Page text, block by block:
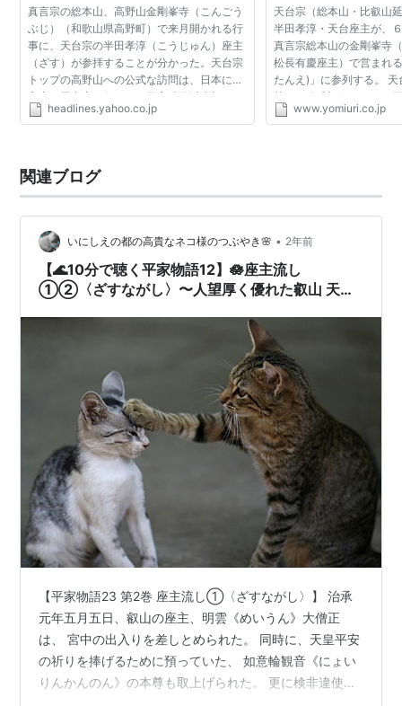
真言宗の総本山、高野山金剛峯寺（こんごう
ぶじ）（和歌山県高野町）で来月開かれる行
事に、天台宗の半田孝淳（こうじゅん）座主
（ざす）が参拝することが分かった。天台宗
トップの高野山への公式な訪問は、日本に真
言宗、天台宗が伝わった平安時代以来初め
て。１２００年間を通じて初めてとなる歴史
headlines.yahoo.co.jp
天台宗（総本山・比叡山
半田孝淳・天台座主が、
真言宗総本山の金剛峯寺
松長有慶座主）で営まれ
たんえ)」に参列する。
赴いた公式記録はなく、
以来初めて。ともに「相
www.yomiuri.co.jp
関連ブログ
いにしえの都の高貴なネコ様のつぶやき🌸 • 2年前
【🌊10分で聴く平家物語12】🪷座主流し
①②〈ざすながし〉〜人望厚く優れた叡山 天台
後白河法皇もお西光法師に唆されたとはいえ 世は
【平家物語23 第2巻 座主流し①〈ざすながし〉】 治承
元年五月五日、叡山の座主、明雲《めいうん》大僧正
は、 宮中の出入りを差しとめられた。 同時に、天皇平安
の祈りを捧げるために預っていた、 如意輪観音《にょい
りんかんのん》の本尊も取上げられた。 更に検非違使庁